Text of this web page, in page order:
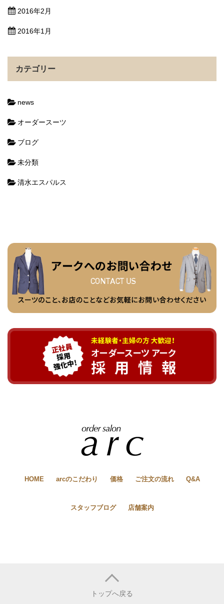
2016年2月
2016年1月
カテゴリー
news
オーダースーツ
ブログ
未分類
清水エスパルス
HOME arcのこだわり 価格 ご注文の流れ Q&A
スタッフブログ 店舗案内
トップへ戻る